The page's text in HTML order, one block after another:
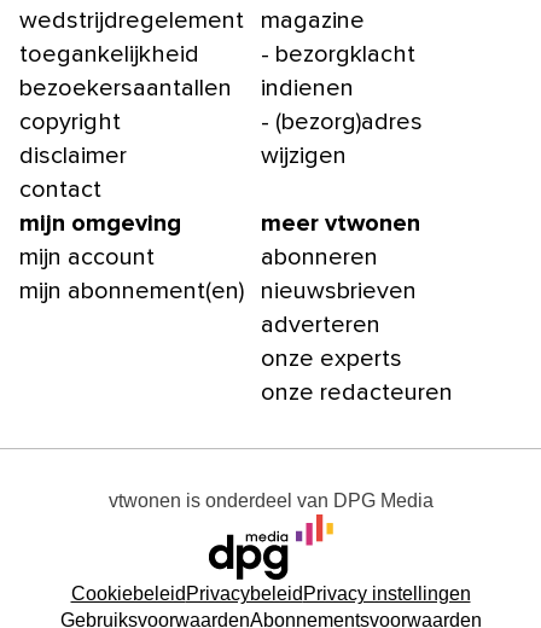
wedstrijdregelement
toegankelijkheid
bezoekersaantallen
copyright
disclaimer
contact
magazine
- bezorgklacht
indienen
- (bezorg)adres
wijzigen
mijn omgeving
mijn account
mijn abonnement(en)
meer vtwonen
abonneren
nieuwsbrieven
adverteren
onze experts
onze redacteuren
vtwonen is onderdeel van DPG Media
Cookiebeleid Privacybeleid Privacy instellingen
GebruiksvoorwaardenAbonnementsvoorwaarden